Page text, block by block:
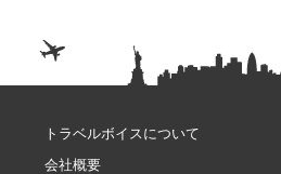
トラベルボイスについて
会社概要